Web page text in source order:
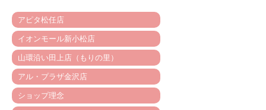
アピタ松任店
イオンモール新小松店
山環沿い田上店（もりの里）
アル・プラザ金沢店
ショップ理念